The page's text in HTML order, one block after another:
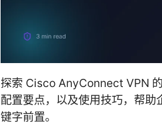
探索 Cisco AnyConnect VPN
配置要点，以及使用技巧，帮
键字前置。